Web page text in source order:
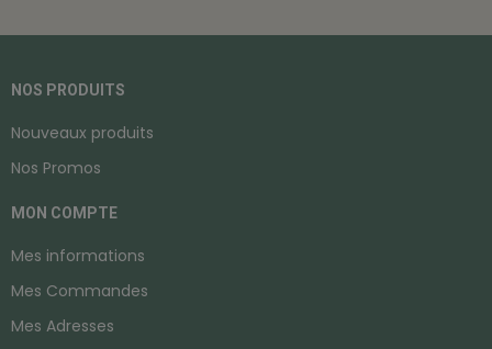
NOS PRODUITS
Nouveaux produits
Nos Promos
MON COMPTE
Mes informations
Mes Commandes
Mes Adresses